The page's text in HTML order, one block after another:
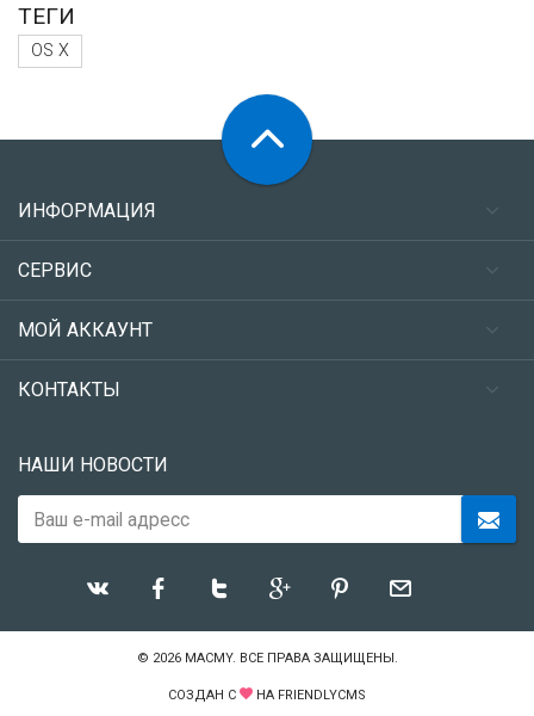
ТЕГИ
OS X
ИНФОРМАЦИЯ
СЕРВИС
МОЙ АККАУНТ
КОНТАКТЫ
НАШИ НОВОСТИ
© 2026 MACMY. ВСЕ ПРАВА ЗАЩИЩЕНЫ.
СОЗДАН С НА FRIENDLYCMS